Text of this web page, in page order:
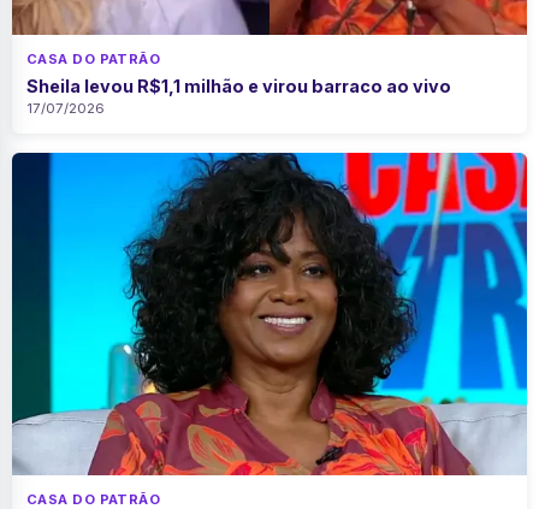
CASA DO PATRÃO
Sheila levou R$1,1 milhão e virou barraco ao vivo
17/07/2026
CASA DO PATRÃO